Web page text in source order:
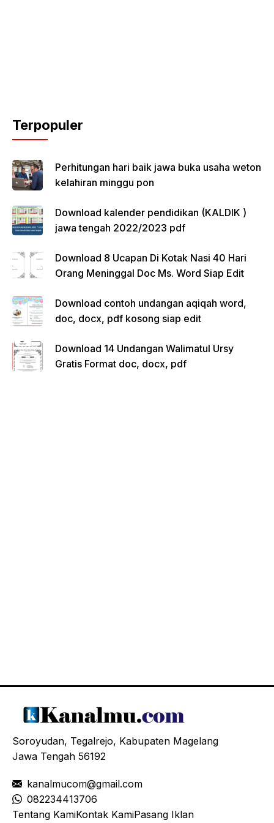
Terpopuler
Perhitungan hari baik jawa buka usaha weton
kelahiran minggu pon
Download kalender pendidikan (KALDIK )
jawa tengah 2022/2023 pdf
Download 8 Ucapan Di Kotak Nasi 40 Hari
Orang Meninggal Doc Ms. Word Siap Edit
Download contoh undangan aqiqah word,
doc, docx, pdf kosong siap edit
Download 14 Undangan Walimatul Ursy
Gratis Format doc, docx, pdf
Soroyudan, Tegalrejo, Kabupaten Magelang
Jawa Tengah 56192
kanalmucom@gmail.com
082234413706
Tentang KamiKontak KamiPasang Iklan